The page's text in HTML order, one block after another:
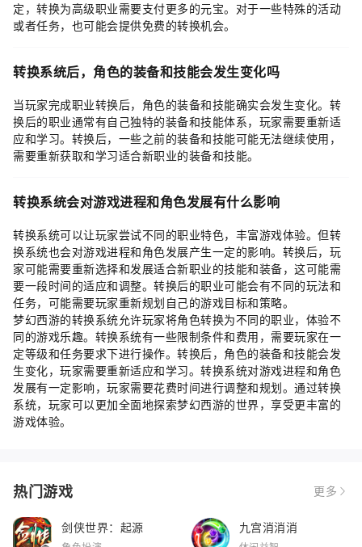
定，转换为高级职业需要支付更多的元宝。对于一些特殊的活动
或者任务，也可能会提供免费的转换机会。
转换系统后，角色的装备和技能会发生变化吗
当玩家完成职业转换后，角色的装备和技能确实会发生变化。转
换后的职业通常有自己独特的装备和技能体系，玩家需要重新适
应和学习。转换后，一些之前的装备和技能可能无法继续使用，
需要重新获取和学习适合新职业的装备和技能。
转换系统会对游戏进程和角色发展有什么影响
转换系统可以让玩家尝试不同的职业特色，丰富游戏体验。但转
换系统也会对游戏进程和角色发展产生一定的影响。转换后，玩
家可能需要重新选择和发展适合新职业的技能和装备，这可能需
要一段时间的适应和调整。转换后的职业可能会有不同的玩法和
任务，可能需要玩家重新规划自己的游戏目标和策略。
梦幻西游的转换系统允许玩家将角色转换为不同的职业，体验不
同的游戏乐趣。转换系统有一些限制条件和费用，需要玩家在一
定等级和任务要求下进行操作。转换后，角色的装备和技能会发
生变化，玩家需要重新适应和学习。转换系统对游戏进程和角色
发展有一定影响，玩家需要花费时间进行调整和规划。通过转换
系统，玩家可以更加全面地探索梦幻西游的世界，享受更丰富的
游戏体验。
热门游戏 更多
剑侠世界：起源 九宫消消消